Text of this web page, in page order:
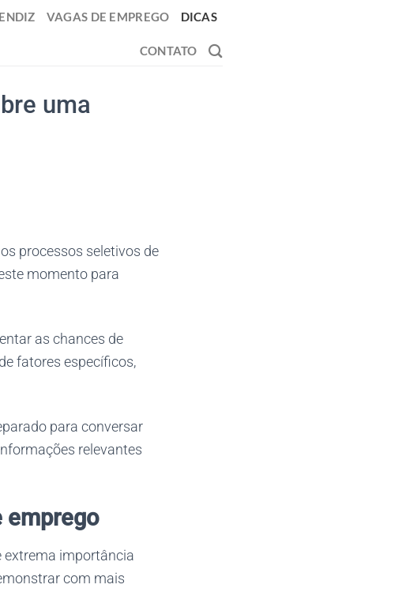
VAGAS DE EMPREGO DICAS
CONTATO
uma
processos seletivos de
momento para
as chances de
fatores específicos,
para conversar
relevantes
emprego
extrema importância
com mais